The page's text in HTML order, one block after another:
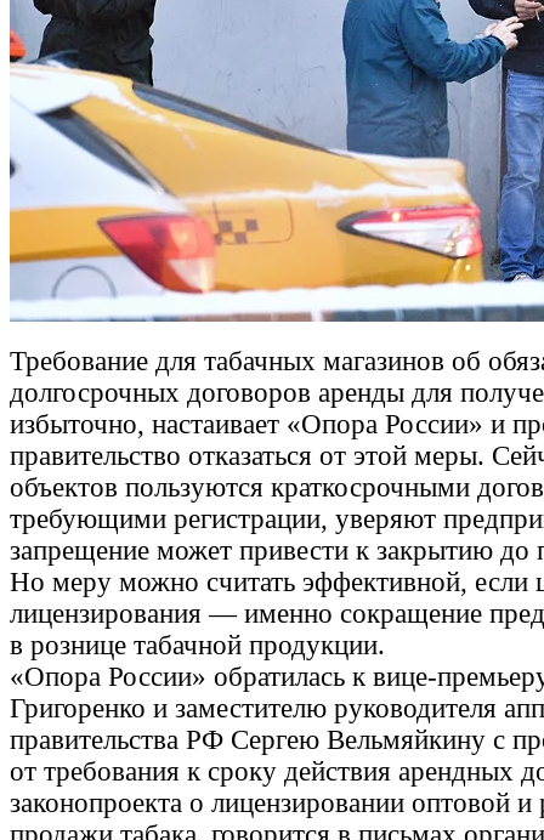
Требование для табачных магазинов об
долгосрочных договоров аренды для
избыточно, настаивает «Опора России» и
правительство отказаться от этой меры.
объектов пользуются краткосрочными
требующими регистрации, уверяют
запрещение может привести к закрытию до
Но меру можно считать эффективной, если
лицензирования — именно сокращение
в рознице табачной продукции.
«Опора России» обратилась к вице-
Григоренко и заместителю руководителя
правительства РФ Сергею Вельмяйкину с
от требования к сроку действия арендных
законопроекта о лицензировании оптовой и